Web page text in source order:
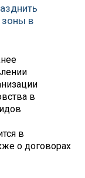
в
в
в
о договорах